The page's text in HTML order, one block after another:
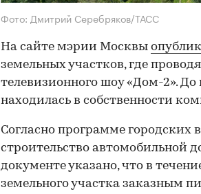
Фото: Дмитрий Серебряков/ТАСС
На сайте мэрии Москвы
земельных участков, где
телевизионного шоу «Дом-2».
находилась в собственности
Согласно программе городских
строительство автомобильной
документе указано, что в
земельного участка заказным